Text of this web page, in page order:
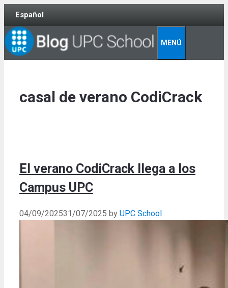
Skip
content
Español
MENÚ
casal de verano CodiCrack
El verano CodiCrack llega a los
Campus UPC
04/09/202531/07/2025 by UPC School